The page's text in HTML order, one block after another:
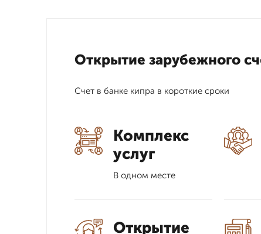
Открытие зарубежного
Счет в банке кипра в короткие сроки
Комплекс
услуг
В одном месте
Открытие